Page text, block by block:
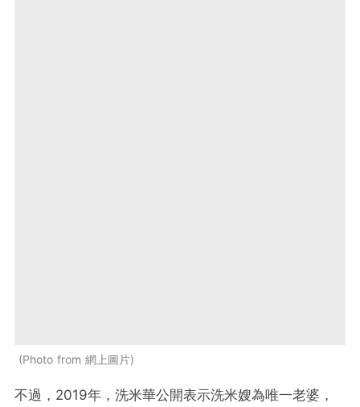
Photo from 網上圖片
不過，2019年，洗米華公開表示洗米嫂為唯一老婆，